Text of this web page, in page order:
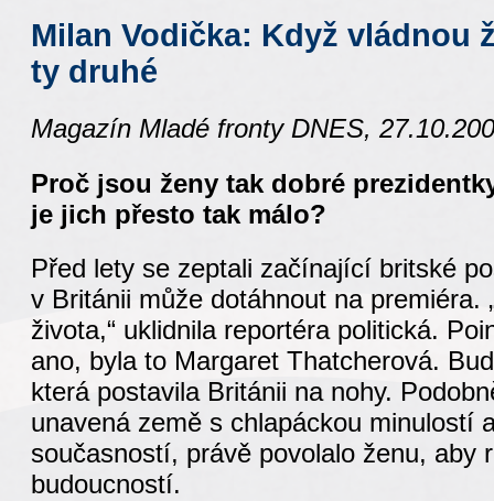
Milan Vodička: Když vládnou
ty druhé
Magazín Mladé fronty DNES,
Proč jsou ženy tak dobré
je jich přesto tak málo?
Před lety se zeptali začínající britské
v Británii může dotáhnout na premiéra.
života,“ uklidnila reportéra politická.
ano, byla to Margaret Thatcherová.
která postavila Británii na nohy.
unavená země s chlapáckou minulostí
současností, právě povolalo ženu, aby
budoucností.